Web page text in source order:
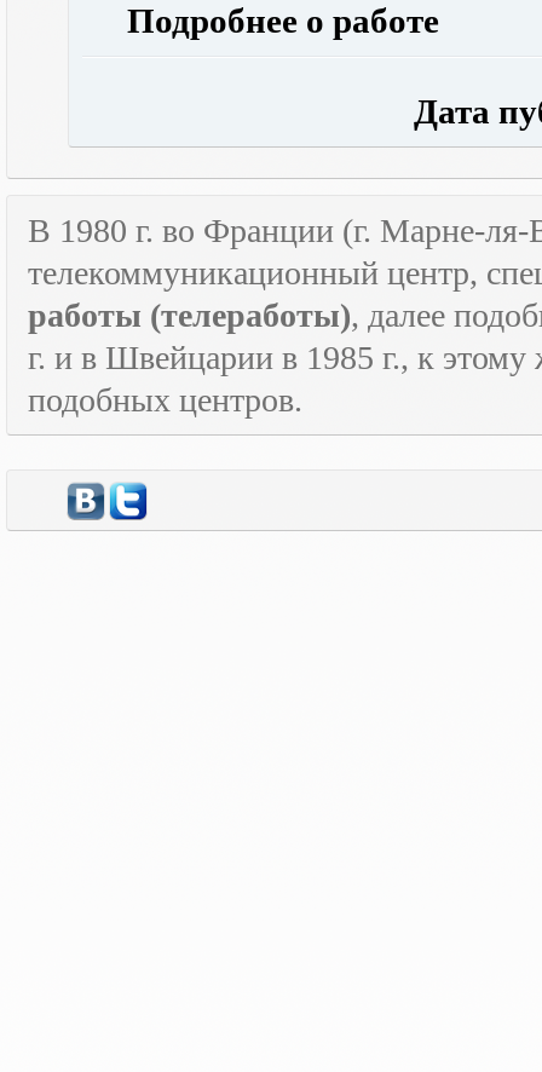
Подробнее о работе
Дата
В 1980 г. во Франции (г. Марне-
телекоммуникационный центр,
работы (телеработы), далее
г. и в Швейцарии в 1985 г., к этому
подобных центров.